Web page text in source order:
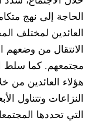
الحاجة إلى نهج
العائدين لمختلف
الانتقال من وضعهم
مجتمعهم. كما
هؤلاء العائدين من
النزاعات وتتناول
التي تحددها